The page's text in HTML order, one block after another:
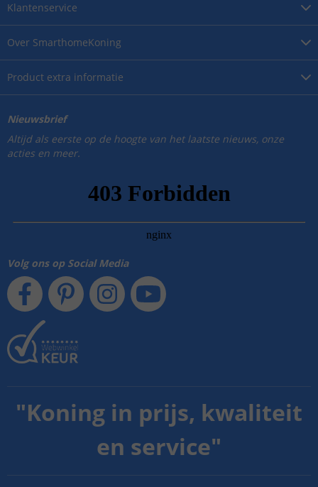
Over SmarthomeKoning
Product extra informatie
Klantenservice
Nieuwsbrief
Altijd als eerste op de hoogte van het laatste nieuws, onze
acties en meer.
Volg ons op Social Media
"Koning in prijs, kwaliteit
en service"